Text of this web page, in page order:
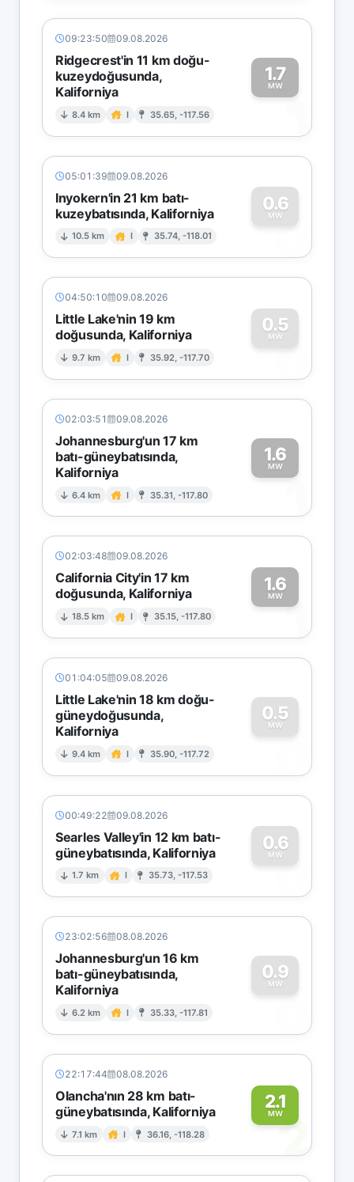
09:23:50 09.08.2026
Ridgecrest'in 11 km doğu-
kuzeydoğusunda,
Kaliforniya
8.4 km I 35.65, -117.56
1.7
MW
1
05:01:39 09.08.2026
Inyokern'in 21 km batı-
kuzeybatısında, Kaliforniya
10.5 km I 35.74, -118.01
0.6
MW
0
04:50:10 09.08.2026
Little Lake'nin 19 km
doğusunda, Kaliforniya
9.7 km I 35.92, -117.70
0.5
MW
0
02:03:51 09.08.2026
Johannesburg'un 17 km
batı-güneybatısında,
Kaliforniya
6.4 km I 35.31, -117.80
1.6
MW
1
02:03:48 09.08.2026
California City'in 17 km
doğusunda, Kaliforniya
18.5 km I 35.15, -117.80
1.6
MW1
01:04:05 09.08.2026
Little Lake'nin 18 km doğu-
güneydoğusunda,
Kaliforniya
9.4 km I 35.90, -117.72
0.5
MW
0
00:49:22 09.08.2026
Searles Valley'in 12 km batı-
güneybatısında, Kaliforniya
1.7 km I 35.73, -117.53
0.6
MW
0
23:02:56 08.08.2026
Johannesburg'un 16 km
batı-güneybatısında,
Kaliforniya
6.2 km I 35.33, -117.81
0.9
MW
0
22:17:44 08.08.2026
Olancha'nın 28 km batı-
güneybatısında, Kaliforniya
7.1 km I 36.16, -118.28
2.1
MW2